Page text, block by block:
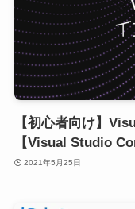
【初心者向け】
【Visual Studio
2021年5月25日